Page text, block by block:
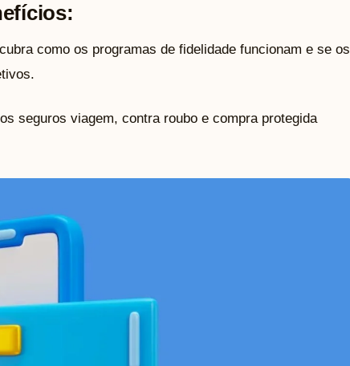
como os programas de fidelidade funcionam e se os
seguros viagem, contra roubo e compra protegida